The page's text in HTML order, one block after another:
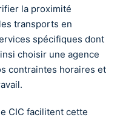
la proximité
transports en
spécifiques dont
choisir une agence
contraintes horaires et
CIC facilitent cette